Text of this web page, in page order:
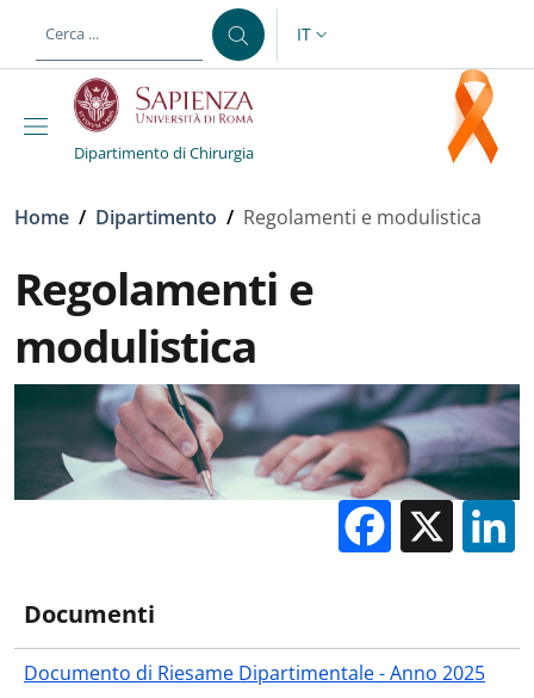
al contenuto principale
SELETTORE LINGUA:
IT
Dipartimento di Chirurgia
Briciole di pane
Home / Dipartimento / Regolamenti e modulistica
Regolamenti e
modulistica
X
Documenti
Documento di Riesame Dipartimentale - Anno 2025